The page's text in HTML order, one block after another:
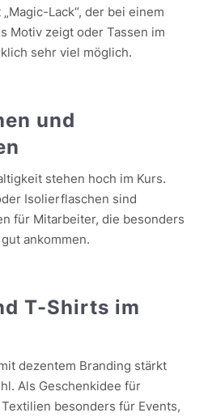
Lack“, der bei einem
Motiv zeigt oder Tassen im
sehr viel möglich.
und
stehen hoch im Kurs.
Isolierflaschen sind
für Mitarbeiter, die besonders
ankommen.
T-Shirts im
dezentem Branding stärkt
Als Geschenkidee für
besonders für Events,